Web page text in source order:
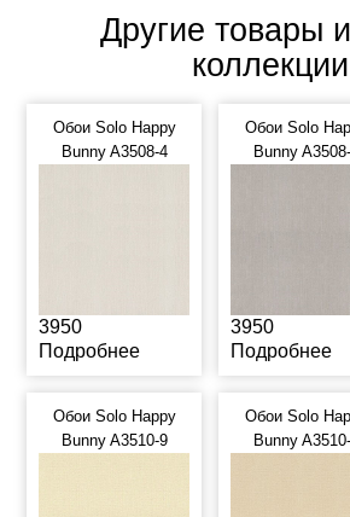
Другие товары
коллекции
Обои Solo Happy
Bunny A3508-4
3950
Подробнее
Обои Solo
Bunny
3950
Подробнее
Обои Solo Happy
Bunny A3510-9
Обои Solo
Bunny